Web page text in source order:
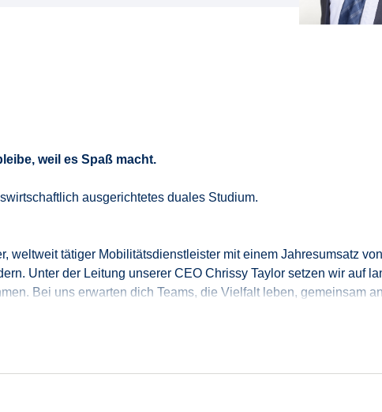
leibe, weil es Spaß macht.
ausgerichtetes duales Studium.
weltweit tätiger Mobilitätsdienstleister mit einem Jahresumsatz
Unter der Leitung unserer CEO Chrissy Taylor setzen wir auf
Bei uns erwarten dich Teams, die Vielfalt leben, gemeinsam